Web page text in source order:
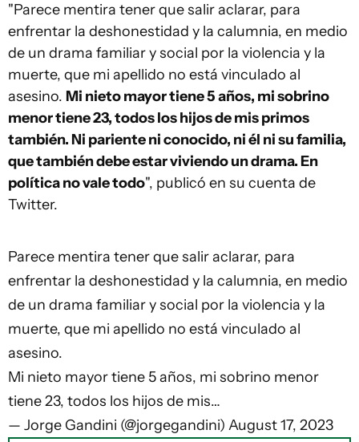
"Parece mentira tener que salir aclarar, para
enfrentar la deshonestidad y la calumnia, en medio
de un drama familiar y social por la violencia y la
muerte, que mi apellido no está vinculado al
asesino. Mi nieto mayor tiene 5 años, mi sobrino
menor tiene 23, todos los hijos de mis primos
también. Ni pariente ni conocido, ni él ni su familia,
que también debe estar viviendo un drama. En
política no vale todo", publicó en su cuenta de
Twitter.
Parece mentira tener que salir aclarar, para
enfrentar la deshonestidad y la calumnia, en medio
de un drama familiar y social por la violencia y la
muerte, que mi apellido no está vinculado al
asesino.
Mi nieto mayor tiene 5 años, mi sobrino menor
tiene 23, todos los hijos de mis…
— Jorge Gandini (@jorgegandini) August 17, 2023